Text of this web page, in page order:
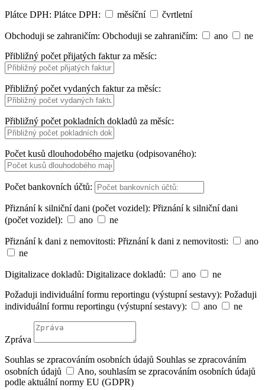
Plátce DPH: Plátce DPH: měsíční čvrtletní
Obchoduji se zahraničím: Obchoduji se zahraničím: ano
ne
Přibližný počet přijatých faktur za měsíc:
Přibližný počet vydaných faktur za měsíc:
Přibližný počet pokladních dokladů za měsíc:
Počet kusů dlouhodobého majetku (odpisovaného):
Počet bankovních účtů:
Přiznání k silniční dani (počet vozidel): Přiznání k silniční dani
(počet vozidel):
ano ne
Přiznání k dani z nemovitosti: Přiznání k dani z nemovitosti:
ano
ne
Digitalizace dokladů: Digitalizace dokladů: ano
ne
Požaduji individuální formu reportingu (výstupní sestavy): Požaduji
individuální formu reportingu (výstupní sestavy):
ano ne
Zpráva
Souhlas se zpracováním osobních údajů Souhlas se zpracováním
osobních údajů
Ano, souhlasím se zpracováním osobních údajů
podle aktuální normy EU (GDPR)